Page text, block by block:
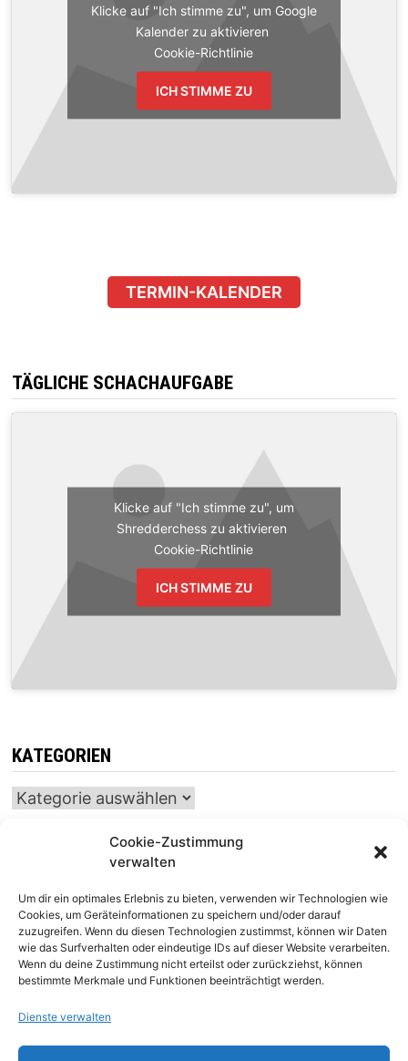
Cookie-Zustimmung
verwalten
Um dir ein optimales Erlebnis zu bieten, verwenden wir Technologien wie
Cookies, um Geräteinformationen zu speichern und/oder darauf
zuzugreifen. Wenn du diesen Technologien zustimmst, können wir Daten
wie das Surfverhalten oder eindeutige IDs auf dieser Website verarbeiten.
Wenn du deine Zustimmung nicht erteilst oder zurückziehst, können
bestimmte Merkmale und Funktionen beeinträchtigt werden.
Dienste verwalten
Klicke auf "Ich stimme zu", um Google
Kalender zu aktivieren
Cookie-Richtlinie
ICH STIMME ZU
TERMIN-KALENDER
TÄGLICHE SCHACHAUFGABE
Klicke auf "Ich stimme zu", um
Shredderchess zu aktivieren
Cookie-Richtlinie
ICH STIMME ZU
KATEGORIEN
Kategorien
SCHACHTICKER